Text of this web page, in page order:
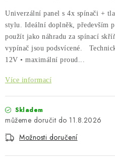
STŘEŠNÍ KOŠE
AUTOSTANY
CESTOVNÍ ZAVAZADLA
Kontakty O nás Doprava a
Moje objednávka
Napište nám
Univerzální panel s 4x spínači +
stylu. Ideální doplněk, především
použít jako náhradu za spínací
vypínač jsou podsvícené.
12V • maximální proud...
Více informací
Skladem
11.8.2026
Možnosti doručení